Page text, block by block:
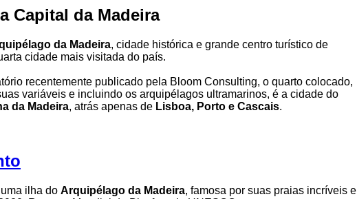
Capital da Madeira
da Madeira, cidade histórica e grande centro turístico de
cidade mais visitada do país.
recentemente publicado pela Bloom Consulting, o quarto colocado,
variáveis e incluindo os arquipélagos ultramarinos, é a cidade do
da Madeira, atrás apenas de Lisboa, Porto e Cascais.
ilha do Arquipélago da Madeira, famosa por suas praias incríveis e